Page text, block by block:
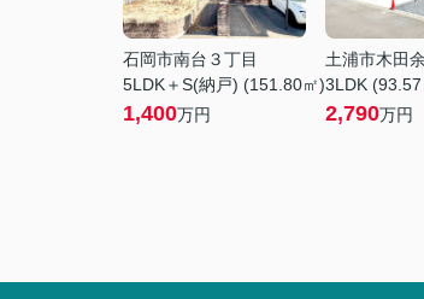
石岡市南台３丁目
5LDK＋S(納戸) (151.80㎡)
1,400万円
土浦市木田
3LDK (93.57
2,790万円